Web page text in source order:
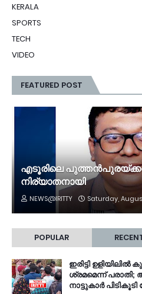
KERALA
SPORTS
TECH
VIDEO
FEATURED POST
എടൂരിലെ
നിര്യാതനായി
NEWS@IRITTY Saturday,
POPULAR
ഇരിട്ടി
ശ്രമമെന്ന്
നാട്ടുകാർ